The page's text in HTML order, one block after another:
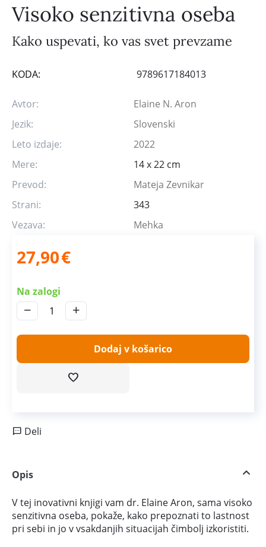
Visoko senzitivna oseba
Kako uspevati, ko vas svet prevzame
KODA: 9789617184013
Avtor:
Elaine N. Aron
Jezik:
Slovenski
Leto izdaje:
2022
Mere:
14 x 22 cm
Prevod:
Mateja Zevnikar
Strani:
343
Vezava:
Mehka
27,90€
Na zalogi
+
−
Dodaj v košarico
Deli
Opis
V tej inovativni knjigi vam dr. Elaine Aron, sama visoko
senzitivna oseba, pokaže, kako prepoznati to lastnost
pri sebi in jo v vsakdanjih situacijah čimbolj izkoristiti.